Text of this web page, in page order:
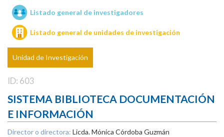
Unidades de investigación
Listado general de investigadores
Listado general de unidades de investigación
Unidad de Investigación
ID: 603
SISTEMA BIBLIOTECA DOCUMENTACIÓN
E INFORMACIÓN
Director o directora: Licda. Mónica Córdoba Guzmán